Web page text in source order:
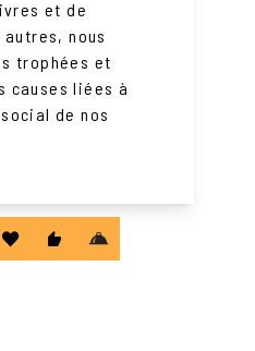
et de
nous
trophées et
causes liées à
de nos